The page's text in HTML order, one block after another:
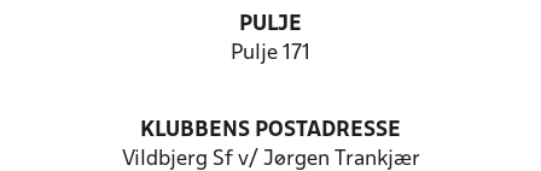
PULJE
Pulje 171
KLUBBENS POSTADRESSE
Vildbjerg Sf v/ Jørgen Trankjær